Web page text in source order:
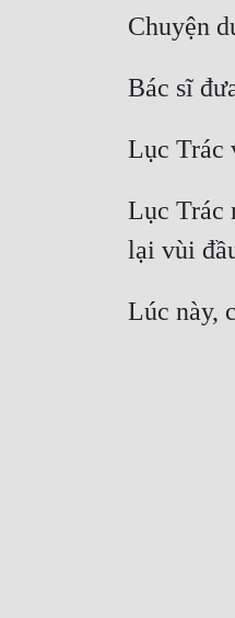
Chuyện
Bác sĩ
Lục Trác
Lục Trác
lại vùi
Lúc này,